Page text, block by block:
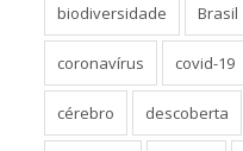
biodiversidade Brasil
coronavírus covid-19
cérebro descoberta